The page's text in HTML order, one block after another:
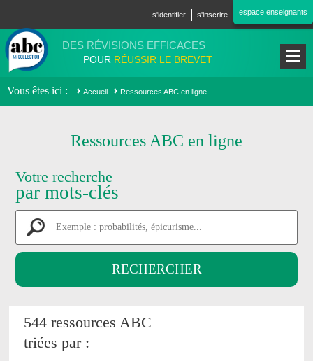
s'identifier s'inscrire espace enseignants
DES RÉVISIONS EFFICACES
POUR RÉUSSIR LE BREVET
Vous êtes ici Accueil Ressources ABC en ligne
Ressources ABC en ligne
Votre recherche
par mots-clés
544 ressources ABC
triées par :